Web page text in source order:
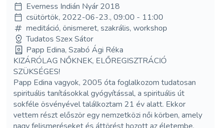
Everness Indián Nyár 2018
csütörtök, 2022-06-23., 09:00 - 11:00
meditáció, önismeret, szakrális, workshop
Tudatos Szex Sátor
Papp Edina, Szabó Ági Réka
KIZÁRÓLAG NŐKNEK, ELŐREGISZTRÁCIÓ
SZÜKSÉGES!
Papp Edina vagyok, 2005 óta foglalkozom tudatosan
spirituális tanításokkal gyógyítással, a spirituális út
sokféle ösvényével találkoztam 21 év alatt. Ekkor
vettem részt először egy nemzetközi női körben, amely